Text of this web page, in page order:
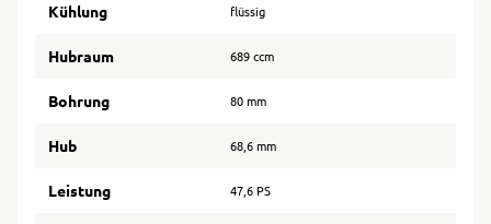
Kühlung flüssig
Hubraum 689 ccm
Bohrung 80 mm
Hub 68,6 mm
Leistung 47,6 PS